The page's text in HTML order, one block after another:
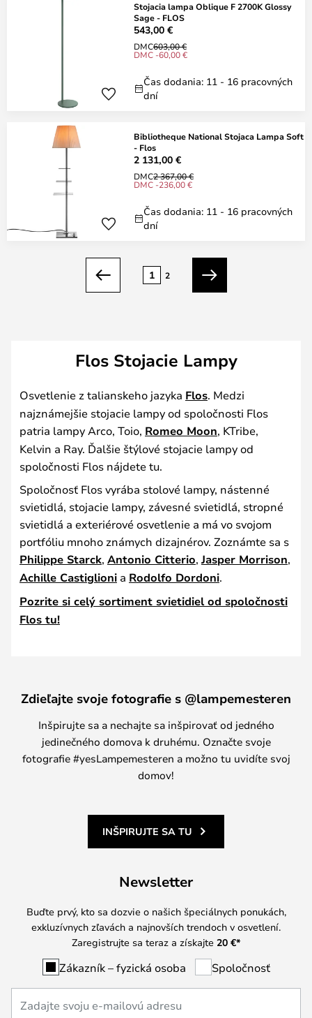
Stojacia lampa Oblique F 2700K Glossy
Sage - FLOS
543,00 €
DMC603,00 €
DMC -60,00 €
Čas dodania: 11 - 16 pracovných
dní
Bibliotheque National Stojaca Lampa Soft
- Flos
2 131,00 €
DMC2 367,00 €
DMC -236,00 €
Čas dodania: 11 - 16 pracovných
dní
Predchádzajúci
1 2
Ďalší
Flos Stojacie Lampy
Osvetlenie z talianskeho jazyka Flos. Medzi
najznámejšie stojacie lampy od spoločnosti Flos
patria lampy Arco, Toio, Romeo Moon, KTribe,
Kelvin a Ray. Ďalšie štýlové stojacie lampy od
spoločnosti Flos nájdete tu.
Spoločnosť Flos vyrába stolové lampy, nástenné
svietidlá, stojacie lampy, závesné svietidlá, stropné
svietidlá a exteriérové osvetlenie a má vo svojom
portfóliu mnoho známych dizajnérov. Zoznámte sa s
Philippe Starck, Antonio Citterio, Jasper Morrison,
Achille Castiglioni a Rodolfo Dordoni.
Pozrite si celý sortiment svietidiel od spoločnosti
Flos tu!
Zdieľajte svoje fotografie s @lampemesteren
Inšpirujte sa a nechajte sa inšpirovať od jedného
jedinečného domova k druhému. Označte svoje
fotografie #yesLampemesteren a možno tu uvidíte svoj
domov!
INŠPIRUJTE SA TU
Newsletter
Buďte prvý, kto sa dozvie o našich špeciálnych ponukách,
exkluzívnych zľavách a najnovších trendoch v osvetlení.
Zaregistrujte sa teraz a získajte 20 €*
Zákazník – fyzická osoba Spoločnosť